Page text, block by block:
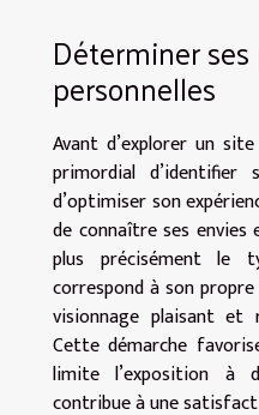
Déterminer
personnelles
Avant d’explorer un
primordial d’identifier
d’optimiser son
de connaître ses
plus précisément le
correspond à son
visionnage plaisant et
Cette démarche
limite l’exposition à
contribue à une